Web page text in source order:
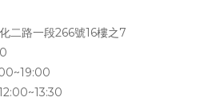
二路一段266號16樓之7